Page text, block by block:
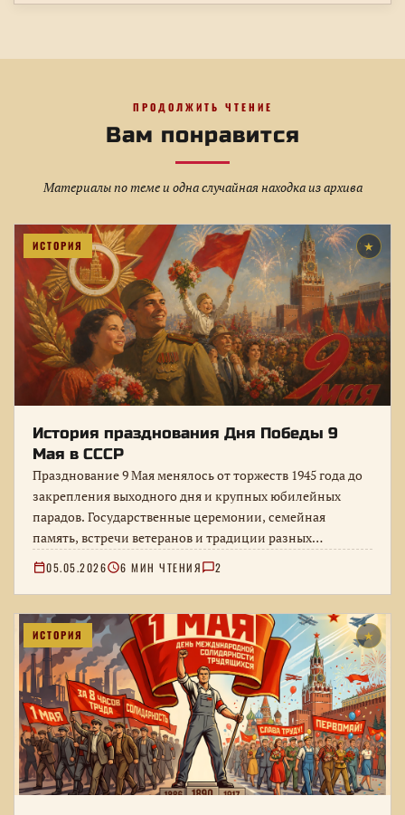
ПРОДОЛЖИТЬ ЧТЕНИЕ
Вам понравится
Материалы по теме и одна случайная находка из архива
ИСТОРИЯ ★
История празднования Дня Победы 9
Мая в СССР
Празднование 9 Мая менялось от торжеств 1945 года до
закрепления выходного дня и крупных юбилейных
парадов. Государственные церемонии, семейная
память, встречи ветеранов и традиции разных…
05.05.2026 6 МИН ЧТЕНИЯ 2
ИСТОРИЯ ★